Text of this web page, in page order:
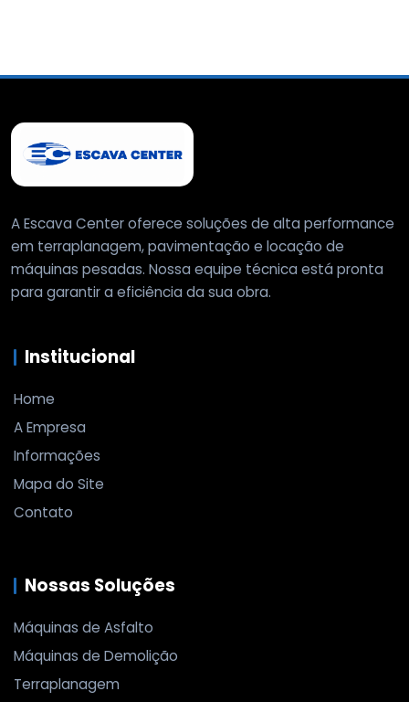
A Escava Center oferece soluções de alta performance
em terraplanagem, pavimentação e locação de
máquinas pesadas. Nossa equipe técnica está pronta
para garantir a eficiência da sua obra.
Institucional
Home
A Empresa
Informações
Mapa do Site
Contato
Nossas Soluções
Máquinas de Asfalto
Máquinas de Demolição
Terraplanagem